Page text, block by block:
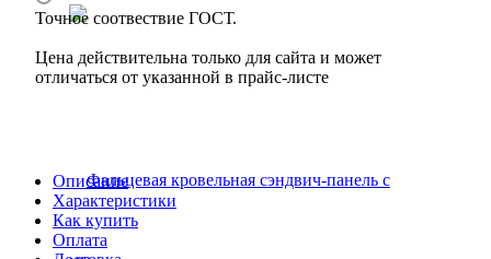
Точное соотвествие ГОСТ.
Цена действительна только для сайта и может
отличаться от указанной в прайс-листе
Описание
Характеристики
Как купить
Оплата